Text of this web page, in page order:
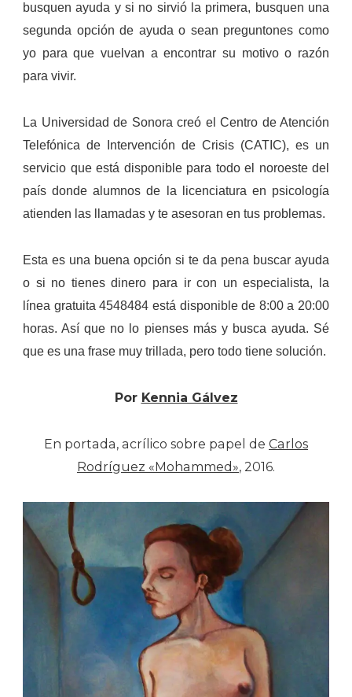
busquen ayuda y si no sirvió la primera, busquen una
segunda opción de ayuda o sean preguntones como
yo para que vuelvan a encontrar su motivo o razón
para vivir.
La Universidad de Sonora creó el Centro de Atención
Telefónica de Intervención de Crisis (CATIC), es un
servicio que está disponible para todo el noroeste del
país donde alumnos de la licenciaturaen psicología
atienden las llamadas y te asesoran en tus problemas.
Esta es una buena opción si te da pena buscar ayuda
o si no tienes dinero para ir con un especialista, la
línea gratuita 4548484 está disponible de 8:00 a 20:00
horas. Así que no lo pienses más y busca ayuda. Sé
que es una frase muy trillada, pero todo tiene solución.
Por Kennia Gálvez
En portada, acrílico sobre papel de Carlos
Rodríguez «Mohammed», 2016.